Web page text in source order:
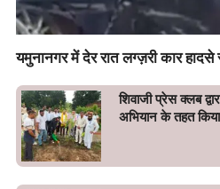
यमुनानगर में देर रात लग्ज़री कार
शिवाजी प्रेस क्लब
अभियान के तहत किया